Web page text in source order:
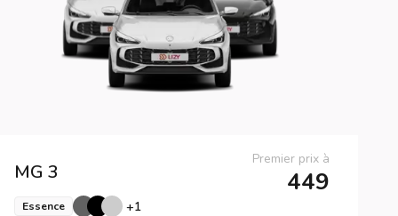
MG 3
Premier prix à
449
Essence +1